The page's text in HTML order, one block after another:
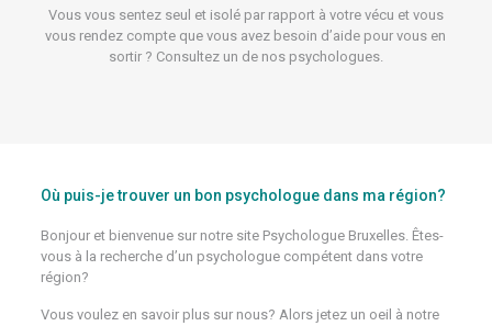
Vous vous sentez seul et isolé par rapport à votre vécu et vous
vous rendez compte que vous avez besoin d’aide pour vous en
sortir ? Consultez un de nos psychologues.
Où puis-je trouver un bon psychologue dans ma région?
Bonjour et bienvenue sur notre site Psychologue Bruxelles. Êtes-
vous à la recherche d’un psychologue compétent dans votre
région?
Vous voulez en savoir plus sur nous? Alors jetez un oeil à notre